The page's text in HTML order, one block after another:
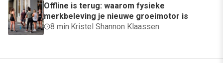
Offline is terug: waarom fysieke
merkbeleving je nieuwe groeimotor is
8 min·Kristel Shannon Klaassen